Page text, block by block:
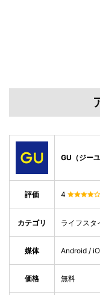
GU（ジー
評価 4
カテゴリ ライフスタ
媒体 Android /
価格 無料